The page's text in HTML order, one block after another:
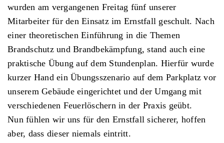
wurden am vergangenen Freitag fünf unserer
Mitarbeiter für den Einsatz im Ernstfall geschult. Nach
einer theoretischen Einführung in die Themen
Brandschutz und Brandbekämpfung, stand auch eine
praktische Übung auf dem Stundenplan. Hierfür wurde
kurzer Hand ein Übungsszenario auf dem Parkplatz vor
unserem Gebäude eingerichtet und der Umgang mit
verschiedenen Feuerlöschern in der Praxis geübt.
Nun fühlen wir uns für den Ernstfall sicherer, hoffen
aber, dass dieser niemals eintritt.